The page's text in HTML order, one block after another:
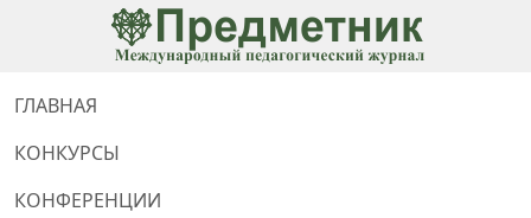
ГЛАВНАЯ
КОНКУРСЫ
КОНФЕРЕНЦИИ